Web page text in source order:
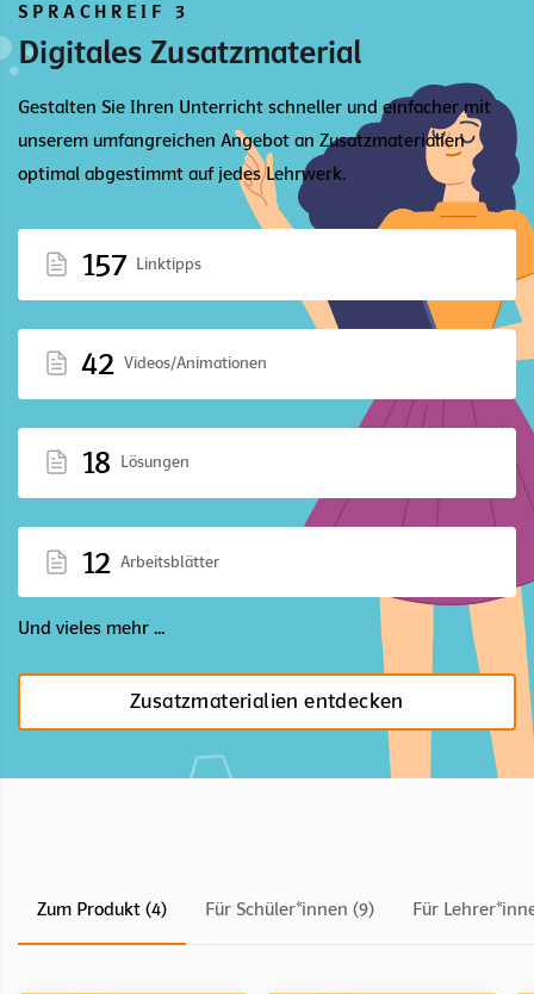
SPRACHREIF 3
Digitales Zusatzmaterial
Gestalten Sie Ihren Unterricht schneller und einfacher mit
unserem umfangreichen Angebot an Zusatzmaterialien
optimal abgestimmt auf jedes Lehrwerk.
157 Linktipps
42 Videos/Animationen
18 Lösungen
12 Arbeitsblätter
Und vieles mehr ...
Zusatzmaterialien entdecken
Zum Produkt (4) Für Schüler*innen (9) Für